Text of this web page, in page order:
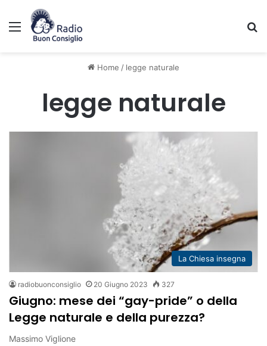
Menu
Home / legge naturale
legge naturale
La Chiesa insegna
radiobuonconsiglio 20 Giugno 2023 327
Giugno: mese dei “gay-pride” o della
Legge naturale e della purezza?
Massimo Viglione